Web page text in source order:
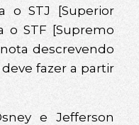
o STJ [Superior
o STF [Supremo
descrevendo
fazer a partir
e Jefferson